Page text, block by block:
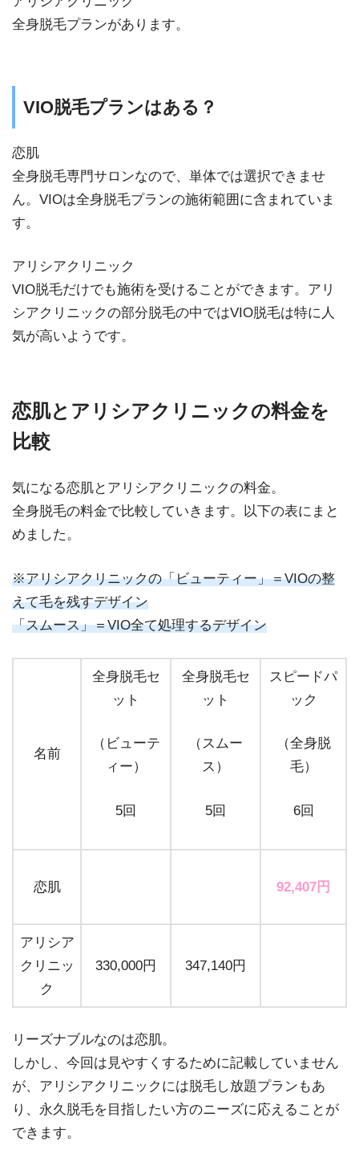
全身脱毛プランがあります。
VIO脱毛プランはある？
恋肌
全身脱毛専門サロンなので、単体では選択できませ
ん。VIOは全身脱毛プランの施術範囲に含まれていま
す。
アリシアクリニック
VIO脱毛だけでも施術を受けることができます。アリ
シアクリニックの部分脱毛の中ではVIO脱毛は特に人
気が高いようです。
恋肌とアリシアクリニックの料金を
比較
気になる恋肌とアリシアクリニックの料金。
全身脱毛の料金で比較していきます。以下の表にまと
めました。
※アリシアクリニックの「ビューティー」＝VIOの整
えて毛を残すデザイン
「スムース」＝VIO全て処理するデザイン
名前
全身脱毛セ
ット
（ビューテ
ィー）
5回
全身脱毛セ
ット
（スムー
ス）
5回
スピードパ
ック
（全身脱
毛）
6回
恋肌 92,407円
アリシア
クリニッ
ク
330,000円 347,140円
リーズナブルなのは恋肌。
しかし、今回は見やすくするために記載していません
が、アリシアクリニックには脱毛し放題プランもあ
り、永久脱毛を目指したい方のニーズに応えることが
できます。